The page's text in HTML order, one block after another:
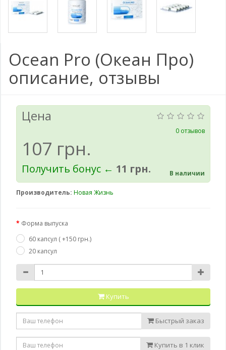
Ocean Pro (Океан Про)
описание, отзывы
0 отзывов
Цена
107 грн.
Получить бонус ← 11 грн. В наличии
Производитель: Новая Жизнь
Форма выпуска
60 капсул ( +150 грн.)
20 капсул
Купить
Быстрый заказ
Купить в 1 клик